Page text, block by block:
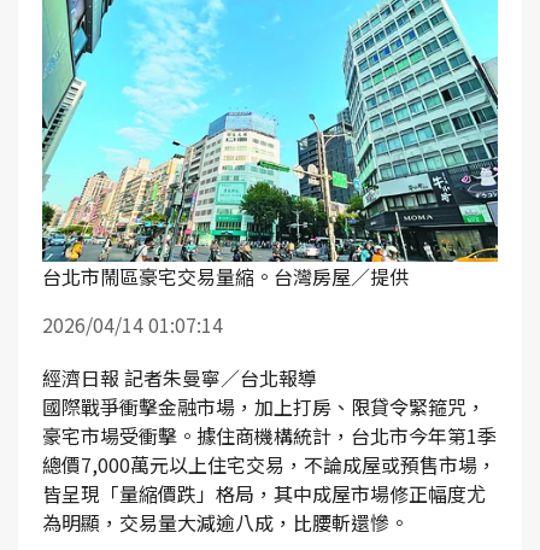
台北市鬧區豪宅交易量縮。台灣房屋／提供
2026/04/14 01:07:14
經濟日報 記者朱曼寧／台北報導
國際戰爭衝擊金融市場，加上打房、限貸令緊箍咒，
豪宅市場受衝擊。據住商機構統計，台北市今年第1季
總價7,000萬元以上住宅交易，不論成屋或預售市場，
皆呈現「量縮價跌」格局，其中成屋市場修正幅度尤
為明顯，交易量大減逾八成，比腰斬還慘。